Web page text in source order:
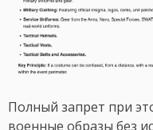
Полный запрет при
военные образы без